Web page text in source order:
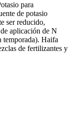
para
de potasio
ser reducido,
aplicación de N
temporada). Haifa
de fertilizantes y